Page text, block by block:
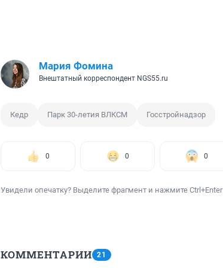
Мария Фомина
Внештатный корреспондент NGS55.ru
Кедр Парк 30-летия ВЛКСМ Госстройнадзор
0 0 0
Увидели опечатку? Выделите фрагмент и нажмите Ctrl+Enter
КОММЕНТАРИИ 21